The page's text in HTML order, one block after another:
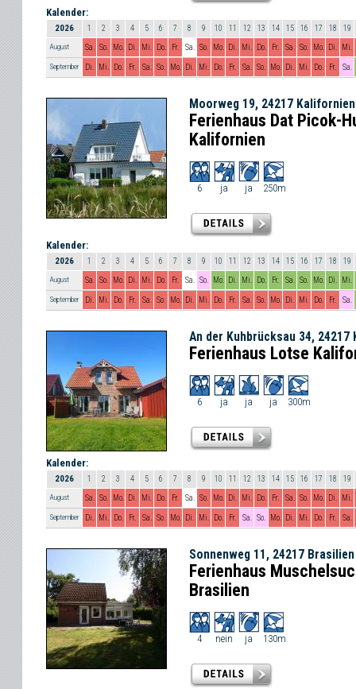
Kalender:
2026 1 2 3 4 5 6 7 8 9 10 11 12 13 14 15 16 17 18 19
August Sa. So. Mo. Di. Mi. Do. Fr. Sa. So. Mo. Di. Mi. Do. Fr. Sa. So. Mo. Di. Mi.
September Di. Mi. Do. Fr. Sa. So. Mo. Di. Mi. Do. Fr. Sa. So. Mo. Di. Mi. Do. Fr. Sa.
Moorweg 19, 24217 Kalifornien
Ferienhaus Dat Picok-
Kalifornien
6 ja ja 250m
Kalender:
2026 1 2 3 4 5 6 7 8 9 10 11 12 13 14 15 16 17 18 19
August Sa. So. Mo. Di. Mi. Do. Fr. Sa. So. Mo. Di. Mi. Do. Fr. Sa. So. Mo. Di. Mi.
September Di. Mi. Do. Fr. Sa. So. Mo. Di. Mi. Do. Fr. Sa. So. Mo. Di. Mi. Do. Fr. Sa.
An der Kuhbrücksau 34, 24217
Ferienhaus Lotse
6 ja ja ja 300m
Kalender:
2026 1 2 3 4 5 6 7 8 9 10 11 12 13 14 15 16 17 18 19
August Sa. So. Mo. Di. Mi. Do. Fr. Sa. So. Mo. Di. Mi. Do. Fr. Sa. So. Mo. Di. Mi.
September Di. Mi. Do. Fr. Sa. So. Mo. Di. Mi. Do. Fr. Sa. So. Mo. Di. Mi. Do. Fr. Sa.
Sonnenweg 11, 24217 Brasilien
Ferienhaus
Brasilien
4 nein ja 130m